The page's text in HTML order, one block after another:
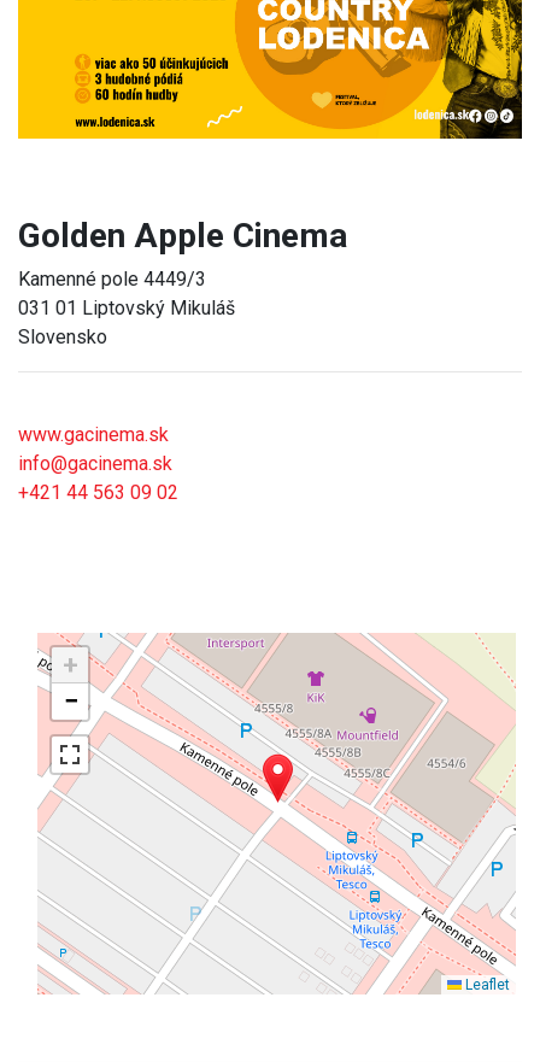
Next
Golden Apple Cinema
Kamenné pole 4449/3
031 01 Liptovský Mikuláš
Slovensko
www.gacinema.sk
info@gacinema.sk
+421 44 563 09 02
+
−
Leaflet